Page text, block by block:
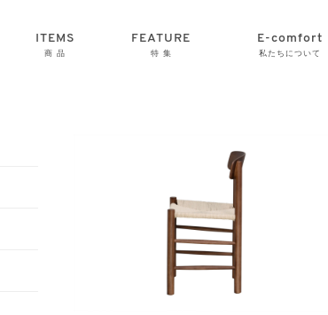
ITEMS
商 品
FEATURE
特 集
E-comfort
私たちについて